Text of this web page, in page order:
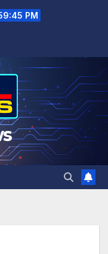
PM